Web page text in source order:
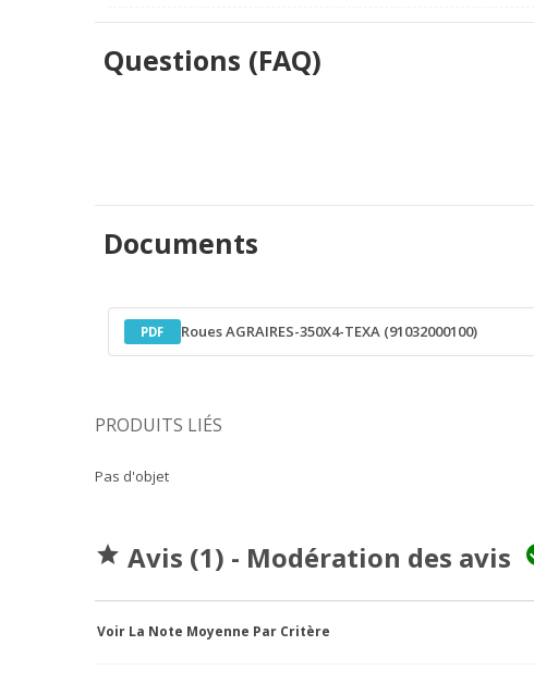
Questions (FAQ)
Documents
PDF Roues AGRAIRES-350X4-TEXA (91032000100)
PRODUITS LIÉS
Pas d'objet
 Avis (1) - Modération des avis
Voir La Note Moyenne Par Critère